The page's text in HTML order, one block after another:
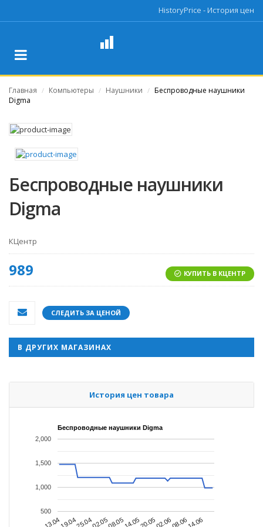
HistoryPrice - История цен
Главная / Компьютеры / Наушники / Беспроводные наушники
Digma
Беспроводные наушники
Digma
КЦентр
989 КУПИТЬ В КЦЕНТР
СЛЕДИТЬ ЗА ЦЕНОЙ
В ДРУГИХ МАГАЗИНАХ
История цен товара
Беспроводные наушники Digma
13.0419.0425.0402.0508.0514.0520.0502.0608.0614.06
500
1,000
1,500
2,000